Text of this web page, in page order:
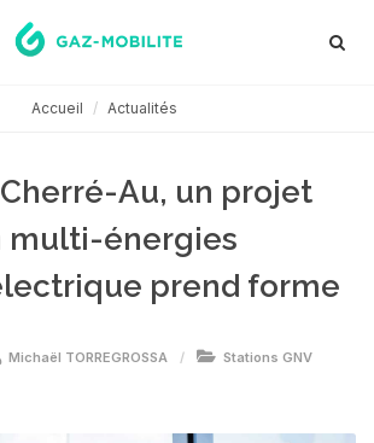
Accueil Actualités
Au, un projet
multi-énergies
prend forme
Michaël TORREGROSSA Stations GNV